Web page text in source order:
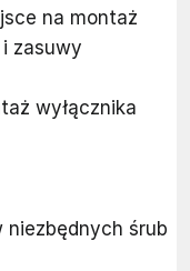
na montaż
zasuwy
wyłącznika
niezbędnych śrub